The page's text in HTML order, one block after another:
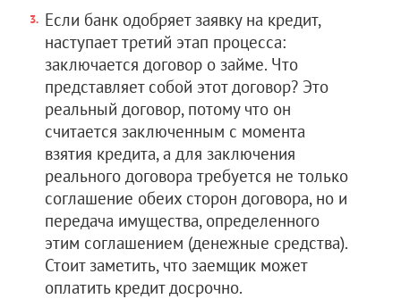
Если банк одобряет заявку на кредит,
наступает третий этап процесса:
заключается договор о займе. Что
представляет собой этот договор? Это
реальный договор, потому что он
считается заключенным с момента
взятия кредита, а для заключения
реального договора требуется не только
соглашение обеих сторон договора, но и
передача имущества, определенного
этим соглашением (денежные средства).
Стоит заметить, что заемщик может
оплатить кредит досрочно.